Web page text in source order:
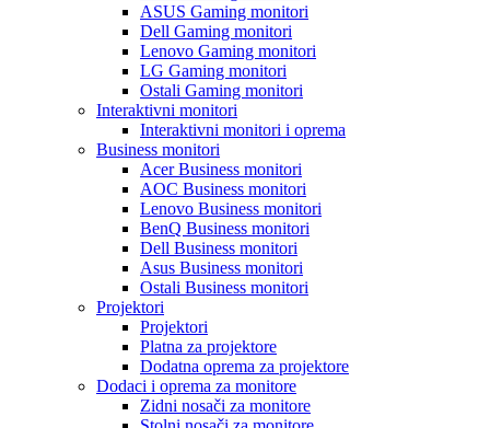
ASUS Gaming monitori
Dell Gaming monitori
Lenovo Gaming monitori
LG Gaming monitori
Ostali Gaming monitori
Interaktivni monitori
Interaktivni monitori i oprema
Business monitori
Acer Business monitori
AOC Business monitori
Lenovo Business monitori
BenQ Business monitori
Dell Business monitori
Asus Business monitori
Ostali Business monitori
Projektori
Projektori
Platna za projektore
Dodatna oprema za projektore
Dodaci i oprema za monitore
Zidni nosači za monitore